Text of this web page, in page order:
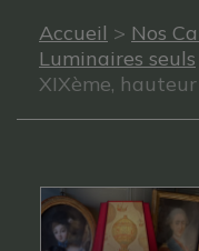
Accueil > Nos
Luminaires seuls
XIXème,